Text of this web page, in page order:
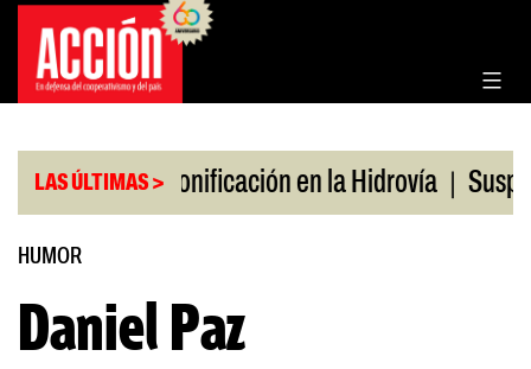
Saltar
contenido
LAS ÚLTIMAS >
en julio | Bonificación en la Hidrovía |
HUMOR
Daniel Paz